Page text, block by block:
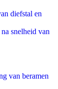
diefstal en
snelheid van
van beramen